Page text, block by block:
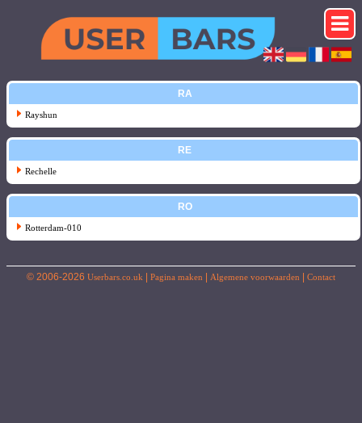
RA
Rayshun
RE
Rechelle
RO
Rotterdam-010
© 2006-2026 Userbars.co.uk Pagina maken Algemene voorwaarden Contact